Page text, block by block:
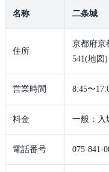
名称 二条城
住所
京都府京
541(地図)
営業時間 8:45〜
料金 一般：入
電話番号 075-841-